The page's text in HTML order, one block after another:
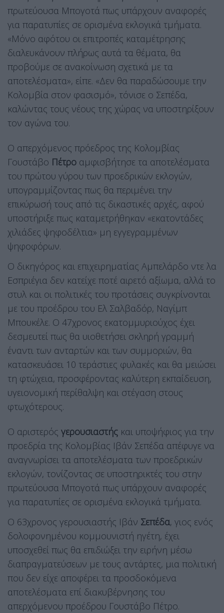
πρωτεύουσα Μπογοτά πως υπάρχουν αναφορές
για παρατυπίες σε ορισμένα εκλογικά τμήματα.
«Μόνο αφότου οι επιτροπές καταμέτρησης
διαλευκάνουν πλήρως αυτά τα θέματα, θα
προβούμε σε ανακοίνωση σχετικά με τα
αποτελέσματα», είπε. «Δεν θα παραδώσουμε την
Κολομβία στον φασισμό», τόνισε ο Σεπέδα,
καλώντας τους νέους της χώρας να υποστηρίξουν
τον αγώνα του.
Ο απερχόμενος πρόεδρος της Κολομβίας
Γουστάβο Πέτρο αμφισβήτησε τα αποτελέσματα
του πρώτου γύρου των προεδρικών εκλογών,
υπογραμμίζοντας πως θα περιμένει την
επικύρωσή τους από τις δικαστικές αρχές, αφού
υποστήριξε πως καταμετρήθηκαν «εκατοντάδες
χιλιάδες ψηφοδέλτια» μη εγγεγραμμένων
ψηφοφόρων.
Ο δικηγόρος και επιχειρηματίας Αμπελάρδο ντε λα
Εσπριέγια δεν κατείχε ποτέ αιρετό αξίωμα, αλλά το
στυλ και οι πολιτικές του προτάσεις συγκρίνονται
με του προέδρου του Ελ Σαλβαδόρ, Ναγίμπ
Μπουκέλε. Ο 47χρονος εκατομμυριούχος έχει
δεσμευτεί πως θα υιοθετήσει σκληρή γραμμή
έναντι των ανταρτών και των συμμοριών, θα
κατασκευάσει 10 τεράστιες φυλακές και θα μειώσει
τη φτώχεια, προσφέροντας καλύτερη εκπαίδευση,
υγειονομική περίθαλψη και στέγαση στους
φτωχότερους.
Ο αριστερός γερουσιαστής και υποψήφιος για την
προεδρία της Κολομβίας Ιβάν Σεπέδα απέφυγε να
αναγνωρίσει τα αποτελέσματα των προεδρικών
εκλογών, τονίζοντας σε υποστηρικτές του στην
πρωτεύουσα Μπογοτά πως υπάρχουν αναφορές
για παρατυπίες σε ορισμένα εκλογικά τμήματα.
Ο 63χρονος γερουσιαστής Ιβάν Σεπέδα, γιος ενός
δολοφονημένου κομμουνιστή ηγέτη, έχει
υποσχεθεί πως θα επιδιώξει την ειρήνη μέσω
διαπραγματεύσεων με τους αντάρτες, μια πολιτική
που δεν είχε αποφέρει τα προσδοκόμενα
αποτελέσματα επί διακυβέρνησης του
απερχόμενου προέδρου Γουστάβο Πέτρο.